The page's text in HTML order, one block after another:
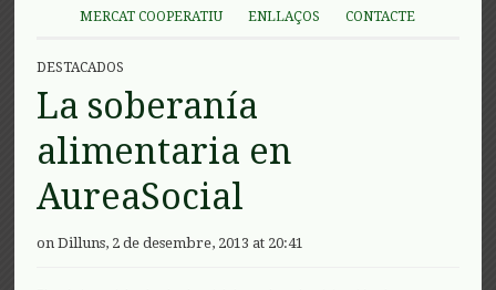
MERCAT COOPERATIU
ENLLAÇOS CONTACTE
DESTACADOS
La soberanía
alimentaria en
AureaSocial
on Dilluns, 2 de desembre, 2013 at 20:41